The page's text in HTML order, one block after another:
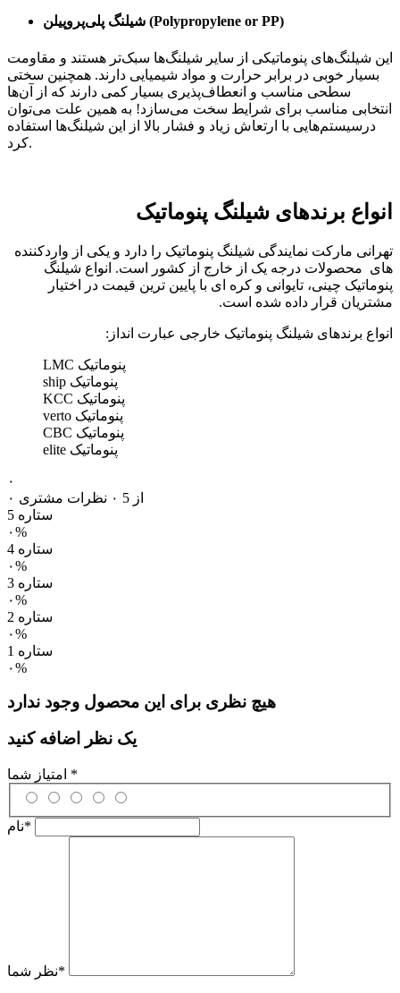
شیلنگ پلی‌پروپیلن (Polypropylene or PP)
این شیلنگ‌های پنوماتیکی از سایر شیلنگ‌ها سبک‌تر هستند و مقاومت
بسیار خوبی در برابر حرارت و مواد شیمیایی دارند. همچنین سختی
سطحی مناسب و انعطاف‌پذیری بسیار کمی دارند که از آن‌ها
انتخابی مناسب برای شرایط سخت می‌سازد! به همین علت می‌توان
درسیستم‌هایی با ارتعاش زیاد و فشار بالا از این شیلنگ‌ها استفاده
کرد.
انواع برندهای شیلنگ پنوماتیک
تهرانی مارکت نمایندگی شیلنگ پنوماتیک را دارد و یکی از واردکننده
های محصولات درجه یک از خارج از کشور است. انواع شیلنگ
پنوماتیک چینی، تایوانی و کره ای با پایین ترین قیمت در اختیار
مشتریان قرار داده شده است.
انواع برندهای شیلنگ پنوماتیک خارجی عبارت انداز:
پنوماتیک LMC
پنوماتیک ship
پنوماتیک KCC
پنوماتیک verto
پنوماتیک CBC
پنوماتیک elite
۰
۰ از 5
۰ نظرات مشتری
5 ستاره
۰%
4 ستاره
۰%
3 ستاره
۰%
2 ستاره
۰%
1 ستاره
۰%
هیچ نظری برای این محصول وجود ندارد
یک نظر اضافه کنید
*
نام*
نظر شما*